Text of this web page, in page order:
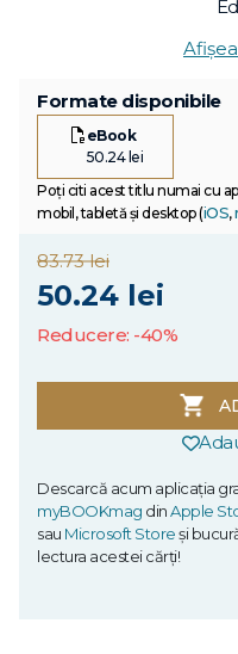
Formate disponibile
eBook
50.24 lei
Poți citi acest titlu numai cu
mobil, tabletă și desktop (iOS,
83.73 lei
50.24 lei
Reducere: -40%
Descarcă acum aplicația
myBOOKmag dinApple
sau Microsoft Storeși
lectura acestei cărți!